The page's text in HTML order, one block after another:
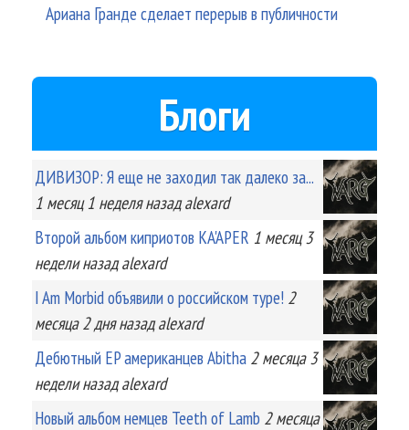
Ариана Гранде сделает перерыв в публичности
Блоги
ДИВИЗОР: Я еще не заходил так далеко за...
1 месяц 1 неделяназад alexard
Второй альбом киприотов KA'APER 1 месяц 3
неделиназад alexard
I Am Morbid объявили о российском туре! 2
месяца 2 дняназад alexard
Дебютный EP американцев Abitha 2 месяца 3
неделиназад alexard
Новый альбом немцев Teeth of Lamb 2 месяца